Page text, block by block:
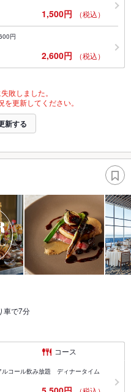
1,500円 （税込）
円
2,600円 （税込）
敗しました。
更新してください。
新する
車で7分
コース
ルコール飲み放題 ディナータイム